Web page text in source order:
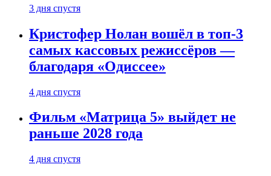
3 дня спустя
Кристофер Нолан вошёл в топ-3
самых кассовых режиссёров —
благодаря «Одиссее»
4 дня спустя
Фильм «Матрица 5» выйдет не
раньше 2028 года
4 дня спустя